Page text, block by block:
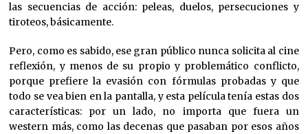
las secuencias de acción: peleas, duelos, persecuciones y
tiroteos, básicamente.
Pero, como es sabido, ese gran público nunca solicita al cine
reflexión, y menos de su propio y problemático conflicto,
porque prefiere la evasión con fórmulas probadas y que
todo se vea bien en la pantalla, y esta película tenía estas dos
características: por un lado, no importa que fuera un
western más, como las decenas que pasaban por esos años